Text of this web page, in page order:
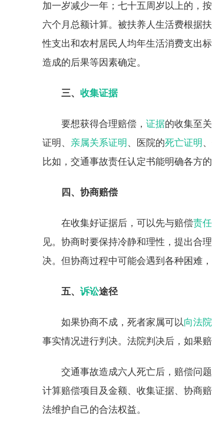
加一岁减少一年；七十五周岁以上的，
六个月总额计算。被扶养人生活费根据扶
性支出和农村居民人均年生活消费支出
造成的后果等因素确定。
三、 收集证据
要想获得合理赔偿， 证据的收集至
证明、 亲属关系证明 、医院的死亡证明
比如，交通事故责任认定书能明确各方
四、协商赔偿
在收集好证据后，可以先与赔偿责
见。协商时要保持冷静和理性，提出合
决。但协商过程中可能会遇到各种困难
五、 诉讼途径
如果协商不成，死者家属可以向法
事实情况进行判决。法院判决后，如果
交通事故造成六人死亡后，赔偿问
计算赔偿项目及金额、收集证据、协商
法维护自己的合法权益。